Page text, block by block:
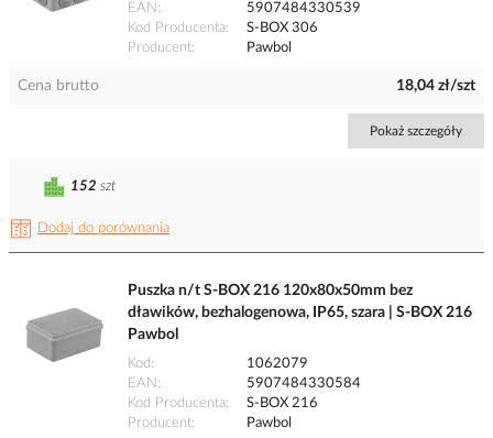
EAN
5907484330539
Kod Producenta
S-BOX 306
Producent
Pawbol
Cena brutto 18,04 zł/szt
Pokaż szczegóły
Dodaj do porównania
152 szt
Puszka n/t S-BOX 216 120x80x50mm bez
dławików, bezhalogenowa, IP65, szara | S-BOX 216
Pawbol
Kod
1062079
EAN
5907484330584
Kod Producenta
S-BOX 216
Producent
Pawbol